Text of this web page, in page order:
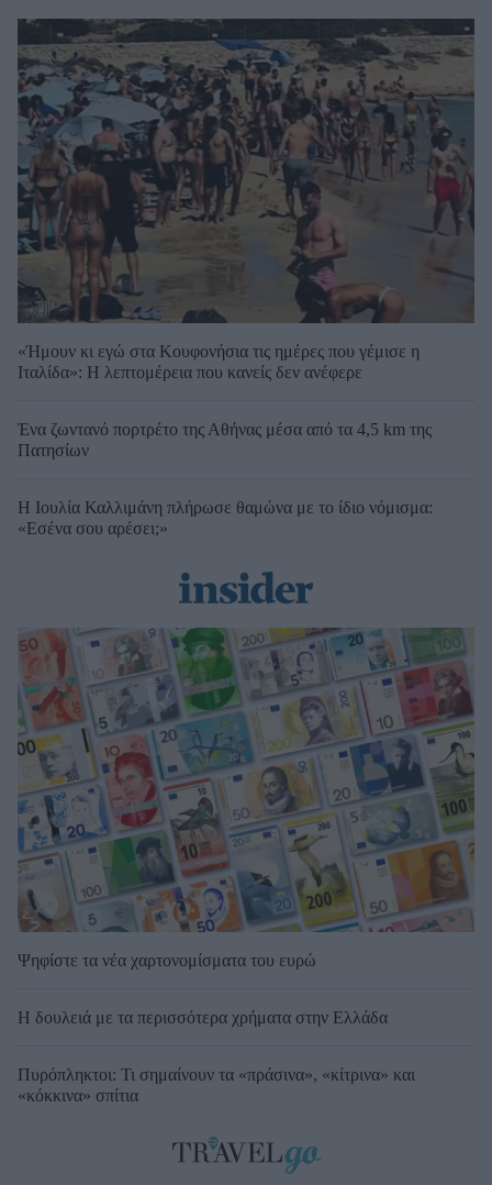
«Ήμουν κι εγώ στα Κουφονήσια τις ημέρες που γέμισε η
Ιταλίδα»: Η λεπτομέρεια που κανείς δεν ανέφερε
Ένα ζωντανό πορτρέτο της Αθήνας μέσα από τα 4,5 km της
Πατησίων
Η Ιουλία Καλλιμάνη πλήρωσε θαμώνα με το ίδιο νόμισμα:
«Εσένα σου αρέσει;»
Ψηφίστε τα νέα χαρτονομίσματα του ευρώ
Η δουλειά με τα περισσότερα χρήματα στην Ελλάδα
Πυρόπληκτοι: Τι σημαίνουν τα «πράσινα», «κίτρινα» και
«κόκκινα» σπίτια